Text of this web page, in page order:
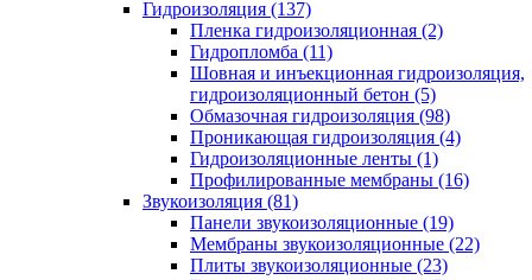
Гидроизоляция (137)
Пленка гидроизоляционная (2)
Гидропломба (11)
Шовная и инъекционная гидроизоляция,
гидроизоляционный бетон (5)
Обмазочная гидроизоляция (98)
Проникающая гидроизоляция (4)
Гидроизоляционные ленты (1)
Профилированные мембраны (16)
Звукоизоляция (81)
Панели звукоизоляционные (19)
Мембраны звукоизоляционные (22)
Плиты звукоизоляционные (23)